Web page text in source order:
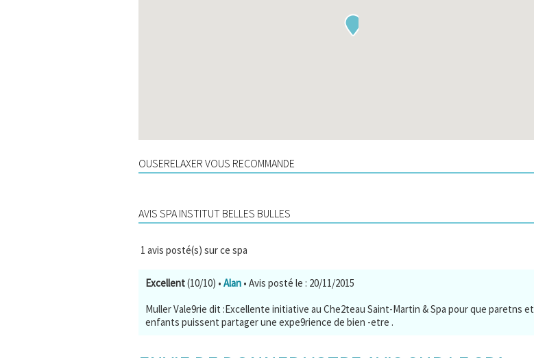
OUSERELAXER VOUS RECOMMANDE
AVIS SPA INSTITUT BELLES BULLES
1 avis posté(s) sur ce spa
Excellent(10/10) • Alan • Avis posté le : 20/11/2015
Muller Vale9rie dit :Excellente initiative au Che2teau Saint-Martin & Spa pour que paretns et
enfants puissent partager une expe9rience de bien -etre .